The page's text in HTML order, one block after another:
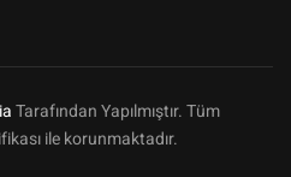
Tarafından Yapılmıştır. Tüm
ile korunmaktadır.